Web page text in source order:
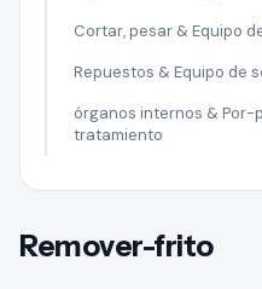
Cortar, pesar & Equipo
Repuestos & Equipo de
órganos internos & Por-
tratamiento
Remover-frito